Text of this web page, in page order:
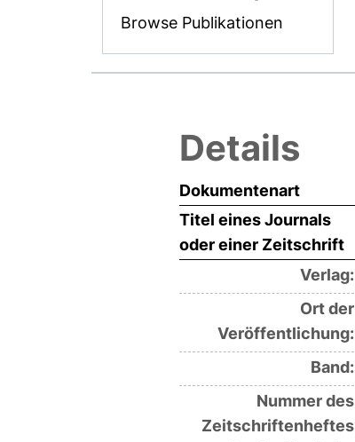
Browse Publikationen
Details
Dokumentenart
Titel eines Journals
oder einer Zeitschrift
Verlag:
Ort der
Veröffentlichung:
Band:
Nummer des
Zeitschriftenheftes